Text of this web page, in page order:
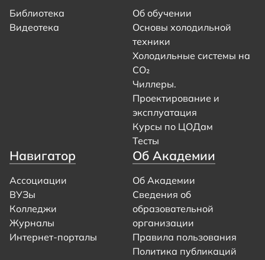
Библиотека
Видеотека
Об обучении
Основы холодильной
техники
Холодильные системы на
CO₂
Чиллеры.
Проектирование и
эксплуатация
Курсы по ЦОДам
Тесты
Навигатор
Ассоциации
ВУЗы
Колледжи
Журналы
Интернет-порталы
Об Академии
Об Академии
Сведения об
образовательной
организации
Правила пользования
Политика публикаций